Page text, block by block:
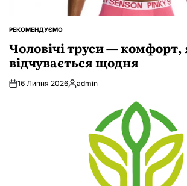
ОПУБЛІКУВАТИ
РЕКОМЕНДУЄМО
Чоловічі труси — комфорт,
відчувається щодня
16 Липня 2026Опубліковано
admin